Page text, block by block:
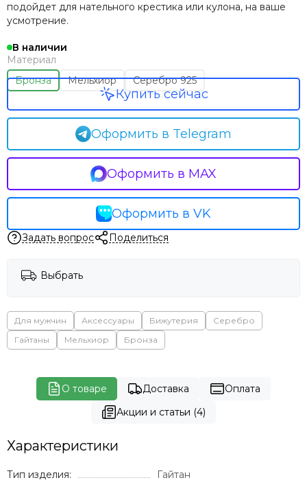
подойдет для нательного крестика или кулона, на ваше
усмотрение.
В наличии
Материал
Бронза
Мельхиор Серебро 925
Оформить в Telegram
Оформить в MAX
Оформить в VK
Купить сейчас
Задать вопрос Поделиться
Выбрать
Для мужчин Аксессуары Бижутерия
Серебро
Гайтаны
Мельхиор Бронза
О товаре Доставка
Оплата
Акции и статьи (4)
Характеристики
Тип изделия:
Гайтан